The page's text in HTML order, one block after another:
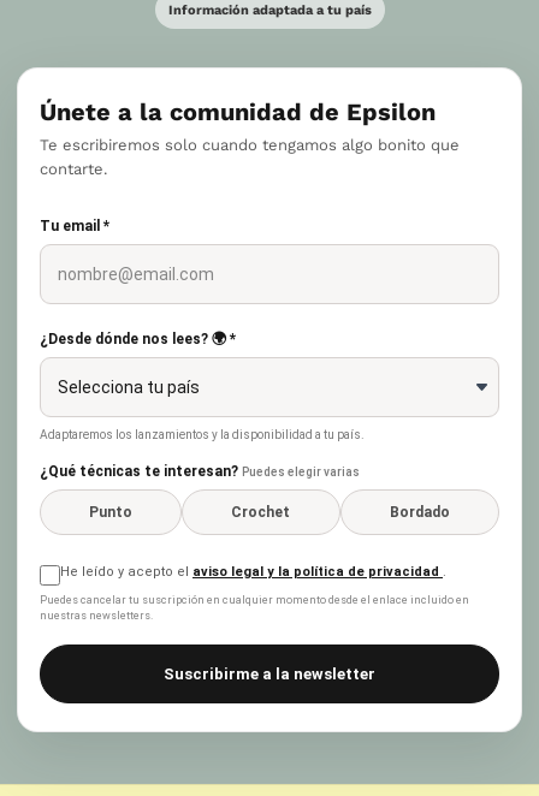
Información adaptada a tu país
Únete a la comunidad de Epsilon
Te escribiremos solo cuando tengamos algo bonito que
contarte.
Tu email *
¿Desde dónde nos lees? 🌍 *
Adaptaremos los lanzamientos y la disponibilidad a tu país.
¿Qué técnicas te interesan? Puedes elegir varias
Punto Crochet Bordado
He leído y acepto el aviso legal y la política de privacidad .
Puedes cancelar tu suscripción en cualquier momento desde el enlace incluido en
nuestras newsletters.
Suscribirme a la newsletter